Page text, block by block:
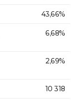
43,66%
6,68%
2,69%
10 318